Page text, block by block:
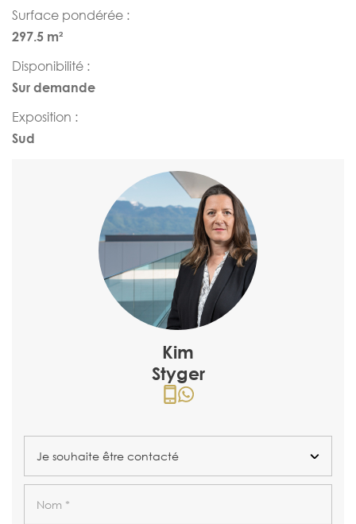
Surface pondérée :
297.5 m²
Disponibilité :
Sur demande
Exposition :
Sud
Kim
Styger